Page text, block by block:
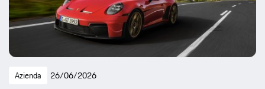
Azienda 26/06/2026